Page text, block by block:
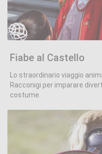
Fiabe al Castello
Lo straordinario viaggio
Racconigi per imparare
costume.